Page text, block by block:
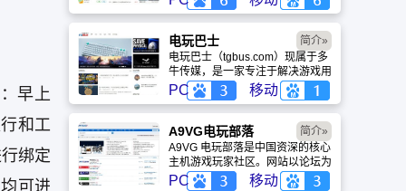
早上
和工
绑定
可进
略、评测及视频等内容，是国内较
早一批专注于移动游戏领域的垂直
媒体。
电玩巴士
电玩巴士（tgbus.com）现属于多
牛传媒，是一家专注于解决游戏用
户需求的综合性游戏门户网站，电
玩巴士是一个全面的综合性游戏门
户，专注于为全球玩家提供主机、
PC及移动端游戏的全方位资讯。
PC 移动
简介»
A9VG电玩部落
A9VG 电玩部落是中国资深的核心
主机游戏玩家社区。网站以论坛为
核心，提供全面的主机游戏资讯、
PC 移动
简介»